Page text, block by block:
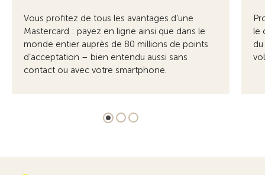
Vous profitez de tous les avantages d’une
Mastercard : payez en ligne ainsi que dans le
monde entier auprès de 80 millions de points
d’acceptation – bien entendu aussi sans
contact ou avec votre smartphone.
le